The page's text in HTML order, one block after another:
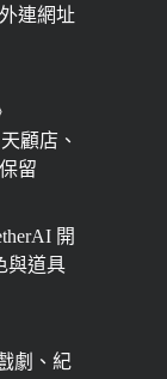
連網址
顧店、
留
開
與道具
劇、紀